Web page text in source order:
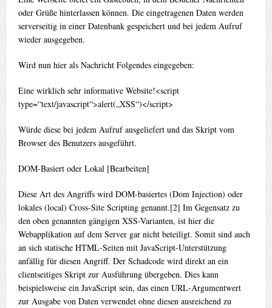
oder Grüße hinterlassen können. Die eingetragenen Daten werden
serverseitig in einer Datenbank gespeichert und bei jedem Aufruf
wieder ausgegeben.
Wird nun hier als Nachricht Folgendes eingegeben:
Eine wirklich sehr informative Website!<script
type=“text/javascript“>alert(„XSS“)</script>
Würde diese bei jedem Aufruf ausgeliefert und das Skript vom
Browser des Benutzers ausgeführt.
DOM-Basiert oder Lokal [Bearbeiten]
Diese Art des Angriffs wird DOM-basiertes (Dom Injection) oder
lokales (local) Cross-Site Scripting genannt.[2] Im Gegensatz zu
den oben genannten gängigen XSS-Varianten, ist hier die
Webapplikation auf dem Server gar nicht beteiligt. Somit sind auch
an sich statische HTML-Seiten mit JavaScript-Unterstützung
anfällig für diesen Angriff. Der Schadcode wird direkt an ein
clientseitiges Skript zur Ausführung übergeben. Dies kann
beispielsweise ein JavaScript sein, das einen URL-Argumentwert
zur Ausgabe von Daten verwendet ohne diesen ausreichend zu